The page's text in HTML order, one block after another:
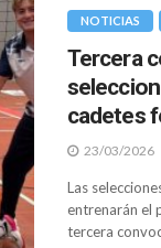
NOTICIAS
Tercera
cadetes
23/03/2026
Las
entrenarán el
tercera